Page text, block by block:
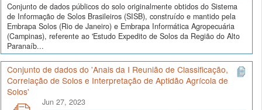
Conjunto de dados públicos do solo originalmente obtidos do Sistema
de Informação de Solos Brasileiros (SISB), construído e mantido pela
Embrapa Solos (Rio de Janeiro) e Embrapa Informática Agropecuária
(Campinas), referente ao 'Estudo Expedito de Solos da Região do Alto
Paranaíb...
Conjunto de dados do 'Anais da I Reunião de Classificação,
Correlação de Solos e Interpretação de Aptidão Agrícola de
Solos'
Jun 27, 2023